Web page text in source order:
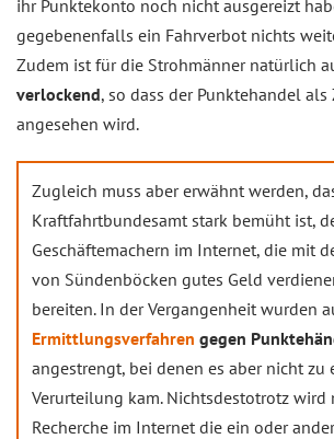
ihr Punktekonto noch nicht ausgereizt
gegebenenfalls ein Fahrverbot nichts
Zudem ist für die Strohmänner natürlich
verlockend, so dass der Punktehandel
angesehen wird.
Zugleich muss aber erwähnt werden,
Kraftfahrtbundesamt stark bemüht ist,
Geschäftemachern im Internet, die mit
von Sündenböcken gutes Geld
bereiten. In der Vergangenheit wurden
Ermittlungsverfahren gegen
angestrengt, bei denen es aber nicht zu
Verurteilung kam. Nichtsdestotrotz wird
Recherche im Internet die ein oder